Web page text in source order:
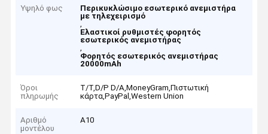
Υψηλό φως
Περικυκλώσιμο εσωτερικό ανεμιστήρα
με τηλεχειρισμό
,
Ελαστικοί ρυθμιστές φορητός
εσωτερικός ανεμιστήρας
,
Φορητός εσωτερικός ανεμιστήρας
20000mAh
Όροι
πληρωμής
T/T,D/P D/A,MoneyGram,Πιστωτική
κάρτα,PayPal,Western Union
Αριθμό
μοντέλου
A10